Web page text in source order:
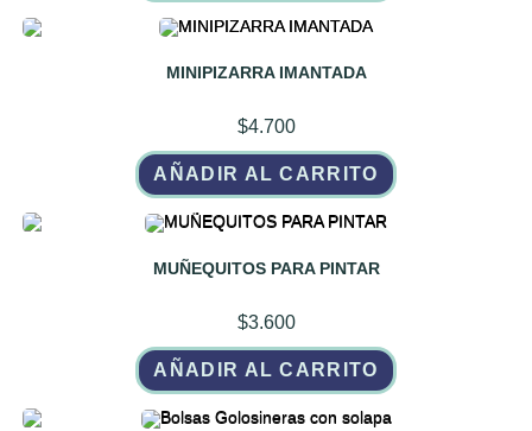
MINIPIZARRA IMANTADA
$4.700
AÑADIR AL CARRITO
MUÑEQUITOS PARA PINTAR
$3.600
AÑADIR AL CARRITO